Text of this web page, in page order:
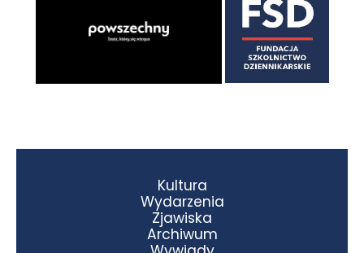
Kultura
Wydarzenia
Zjawiska
Archiwum